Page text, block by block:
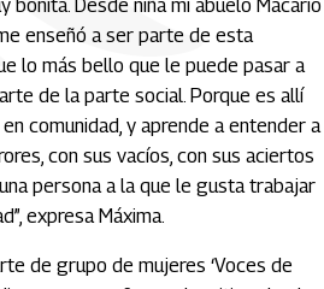
bonita. Desde niña mi abuelo Macario
enseñó a ser parte de esta
lo más bello que le puede pasar a
de la parte social. Porque es allí
comunidad, y aprende a entender a
con sus vacíos, con sus aciertos
persona a la que le gusta trabajar
expresa Máxima.
de grupo de mujeres ‘Voces de